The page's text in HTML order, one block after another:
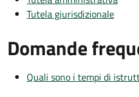
Tutela giurisdizionale
Domande
Quali sono i tempi di